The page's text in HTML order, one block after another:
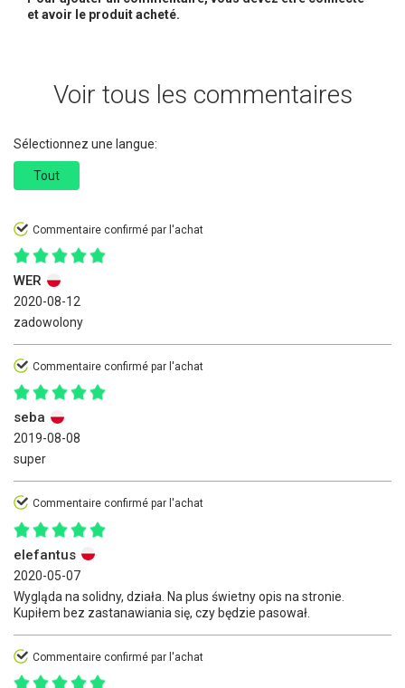
et avoir le produit acheté.
Voir tous les commentaires
Sélectionnez une langue:
Tout
Commentaire confirmé par l'achat
WER
2020-08-12
zadowolony
Commentaire confirmé par l'achat
seba
2019-08-08
super
Commentaire confirmé par l'achat
elefantus
2020-05-07
Wygląda na solidny, działa. Na plus świetny opis na stronie.
Kupiłem bez zastanawiania się, czy będzie pasował.
Commentaire confirmé par l'achat